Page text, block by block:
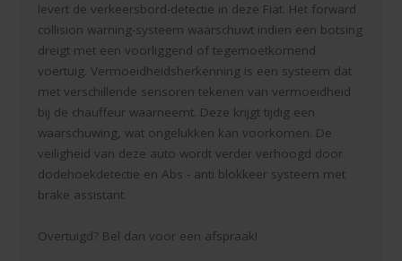
levert de verkeersbord-detectie in deze Fiat. Het forward
collision warning-systeem waarschuwt indien een botsing
dreigt met een voorliggend of tegemoetkomend
voertuig. Vermoeidheidsherkenning is een systeem dat
met verschillende sensoren tekenen van vermoeidheid
bij de chauffeur waarneemt. Deze krijgt tijdig een
waarschuwing, wat ongelukken kan voorkomen. De
veiligheid van deze auto wordt verder verhoogd door
dodehoekdetectie en Abs - anti blokkeer systeem met
brake assistant.
Overtuigd? Bel dan voor een afspraak!